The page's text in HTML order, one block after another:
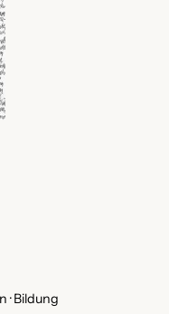
· Bildung